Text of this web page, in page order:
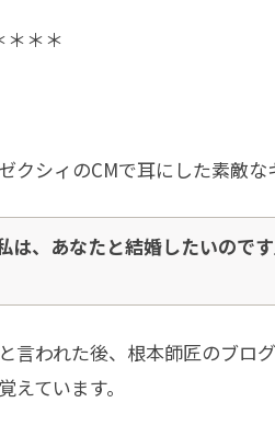
＊＊＊
シィのCMで耳にした素敵な
は、あなたと結婚したいのです
われた後、根本師匠のブログ
ています。